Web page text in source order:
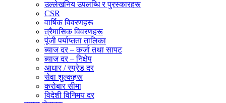
उल्लेखनिय उपलब्धि र पुरस्कारहरू
CSR
वार्षिक विवरणहरू
त्रैमासिक विवरणहरू
पूंजी पर्याप्तता तालिका
ब्याज दर – कर्जा तथा सापट
ब्याज दर – निक्षेप
आधार / स्प्रेड दर
सेवा शुल्कहरू
करोबार सीमा
विदेशी विनिमय दर